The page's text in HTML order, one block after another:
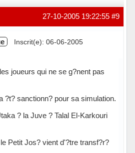
#9
27-10-2005 19:22:55
Inscrit(e): 06-06-2005
joueurs qui ne se g?nent pas
?t? sanctionn? pour sa simulation.
? la Juve ? Talal El-Karkouri
Petit Jos? vient d'?tre transf?r?